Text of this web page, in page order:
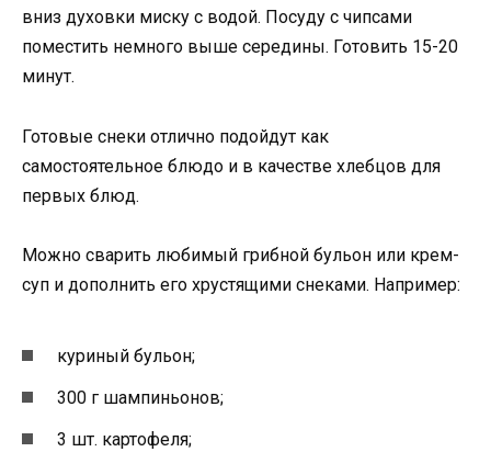
вниз духовки миску с водой. Посуду с чипсами
поместить немного выше середины. Готовить 15-20
минут.
Готовые снеки отлично подойдут как
самостоятельное блюдо и в качестве хлебцов для
первых блюд.
Можно сварить любимый грибной бульон или крем-
суп и дополнить его хрустящими снеками. Например:
куриный бульон;
300 г шампиньонов;
3 шт. картофеля;